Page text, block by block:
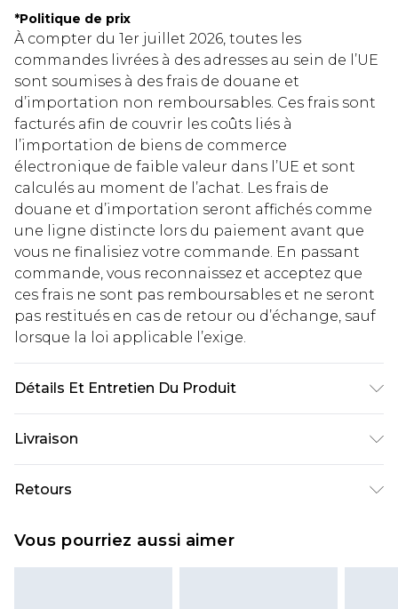
*Politique de prix
À compter du 1er juillet 2026, toutes les
commandes livrées à des adresses au sein de l’UE
sont soumises à des frais de douane et
d’importation non remboursables. Ces frais sont
facturés afin de couvrir les coûts liés à
l’importation de biens de commerce
électronique de faible valeur dans l’UE et sont
calculés au moment de l’achat. Les frais de
douane et d’importation seront affichés comme
une ligne distincte lors du paiement avant que
vous ne finalisiez votre commande. En passant
commande, vous reconnaissez et acceptez que
ces frais ne sont pas remboursables et ne seront
pas restitués en cas de retour ou d’échange, sauf
lorsque la loi applicable l’exige.
Détails Et Entretien Du Produit
Livraison
Livraison standard France
€2.99
Livraison express France
Retours
à compter de la réception pour nous retourner
Vous pourriez aussi aimer